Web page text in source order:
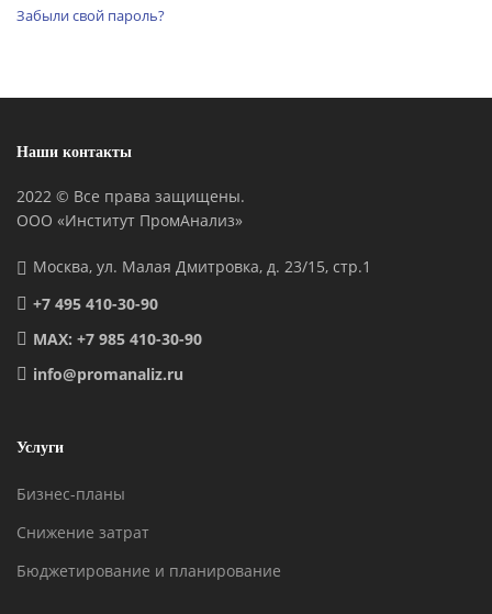
Забыли свой пароль?
Наши контакты
2022 © Все права защищены.
ООО «Институт ПромАнализ»
Москва, ул. Малая Дмитровка, д. 23/15, стр.1
+7 495 410-30-90
MAX: +7 985 410-30-90
info@promanaliz.ru
Услуги
Бизнес-планы
Снижение затрат
Бюджетирование и планирование